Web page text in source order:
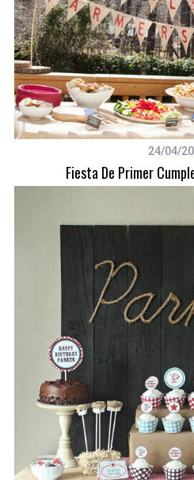
24/04/
Fiesta De Primer
a
h
f
r